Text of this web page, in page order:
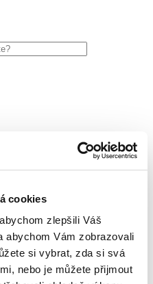
cookies
zlepšili Váš
Vám zobrazovali
si vybrat, zda si svá
nebo je můžete přijmout
variantách řešení.
vás budeme informovat.